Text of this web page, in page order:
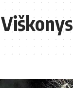
Viškonys